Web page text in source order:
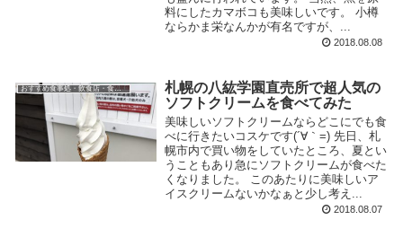
料にしたカマボコも美味しいです。 小樽
ならかま栄なんかが有名ですが、...
2018.08.08
おすすめ食事処・飲食店・食べ物
札幌の八紘学園直売所で超人気の
ソフトクリームを食べてみた
美味しいソフトクリームならどこにでも食
べに行きたいコスケです(´∀｀=) 先日、札
幌市内で買い物をしていたところ、夏とい
うこともあり急にソフトクリームが食べた
くなりました。 このあたりに美味しいア
イスクリームないかなぁと少し考え...
2018.08.07